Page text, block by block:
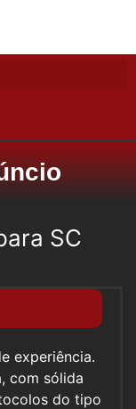
SC
experiência.
com sólida
do tipo